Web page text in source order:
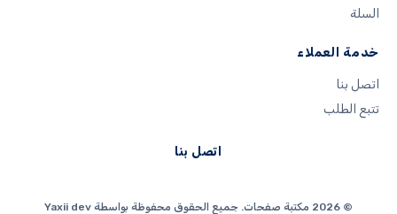
السلة
خدمة العملاء
اتصل بنا
تتبع الطلب
اتصل بنا
© 2026 مكتبة صفحات. جميع الحقوق محفوظة بواسطة Yaxii dev
الرئيسية المتجر السلة Profile